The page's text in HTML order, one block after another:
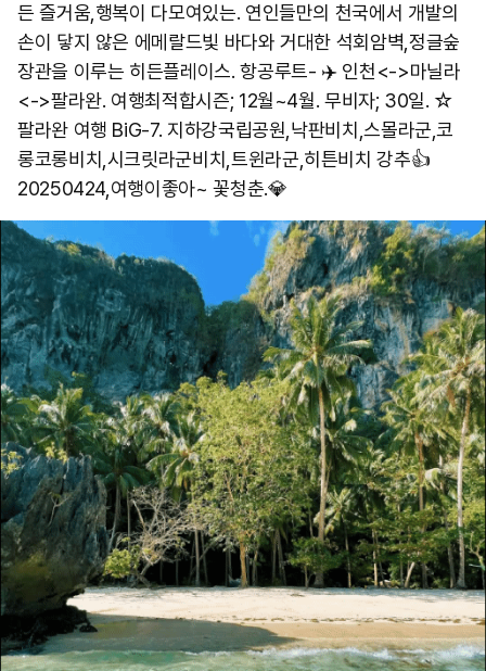
든 즐거움,행복이 다모여있는. 연인들만의 천국에서 개발의
손이 닿지 않은 에메랄드빛 바다와 거대한 석회암벽,정글숲
장관을 이루는 히든플레이스. 항공루트- ✈️ 인천<->마닐라
<->팔라완. 여행최적합시즌; 12월~4월. 무비자; 30일. ☆
팔라완 여행 BiG-7. 지하강국립공원,낙판비치,스몰라군,코
롱코롱비치,시크릿라군비치,트윈라군,히튼비치 강추👍
20250424,여행이좋아~ 꽃청춘.💎